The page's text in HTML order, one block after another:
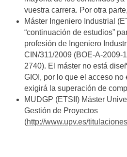
vuestra carrera. Por otra
Máster Ingeniero Industrial
“continuación de estudios”
profesión de Ingeniero
CIN/311/2009 (BOE-A-2009-
2740). El máster no está
GIOI, por lo que el acceso no
exigirá la superación de
MUDGP (ETSII) Máster
Gestión de Proyectos
(http://www.upv.es/